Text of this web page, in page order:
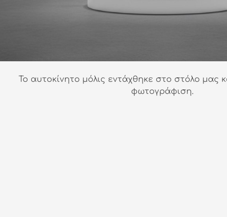
Το αυτοκίνητο μόλις εντάχθηκε στο στόλο μας
φωτογράφιση.